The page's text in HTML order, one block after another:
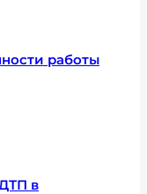
работы
в